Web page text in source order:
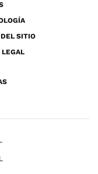
SITIO
LEGAL